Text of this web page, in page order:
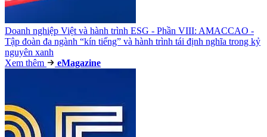
Doanh nghiệp Việt và hành trình ESG - Phần VIII: AMACCAO -
Tập đoàn đa ngành “kín tiếng” và hành trình tái định nghĩa trong kỷ
nguyên xanh
Xem thêm
eMagazine